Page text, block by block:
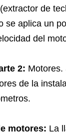
de
se aplica un
del
2: Motores.
de la
motores: La